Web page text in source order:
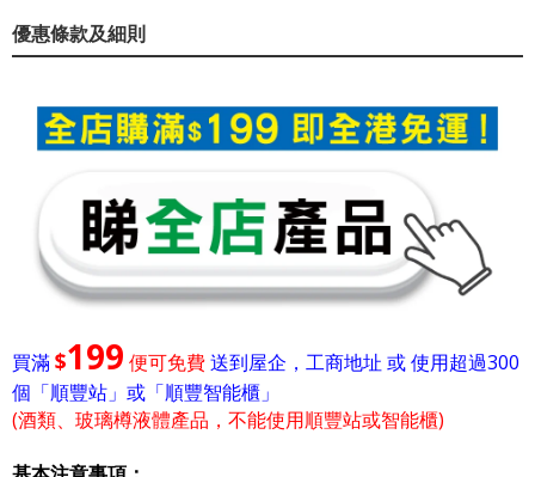
優惠條款及細則
買滿$199 便可免費送到屋企，工商地址 或 使用超過300
個「順豐站」或「順豐智能櫃」
(酒類、玻璃樽液體產品，不能使用順豐站或智能櫃)